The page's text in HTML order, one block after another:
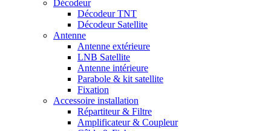
Décodeur
Décodeur TNT
Décodeur Satellite
Antenne
Antenne extérieure
LNB Satellite
Antenne intérieure
Parabole & kit satellite
Fixation
Accessoire installation
Répartiteur & Filtre
Amplificateur & Coupleur